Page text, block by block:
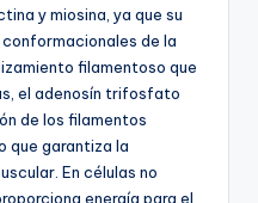
y miosina, ya que su
de la
filamentoso que
el adenosín trifosfato
de los filamentos
que garantiza la
En células no
energía para el